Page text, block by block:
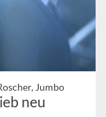
Jumbo
neu